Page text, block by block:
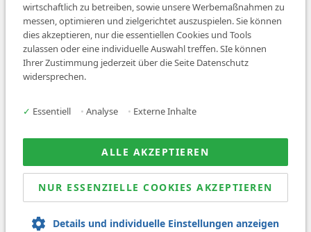
Job finden
Über uns
News
© 2026 Sanovetis. All rights reserved.
wirtschaftlich zu betreiben, sowie unsere Werbemaßnahmen zu
messen, optimieren und zielgerichtet auszuspielen. Sie können
dies akzeptieren, nur die essentiellen Cookies und Tools
zulassen oder eine individuelle Auswahl treffen. SIe können
Ihrer Zustimmung jederzeit über die Seite Datenschutz
widersprechen.
✓ Essentiell • Analyse • Externe Inhalte
ALLE AKZEPTIEREN
NUR ESSENZIELLE COOKIES AKZEPTIEREN
Details und individuelle Einstellungen anzeigen